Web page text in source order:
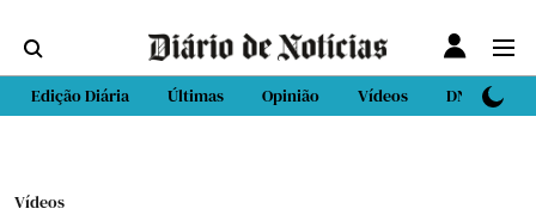
Edição Diária Últimas Opinião Vídeos DN Sport
Vídeos